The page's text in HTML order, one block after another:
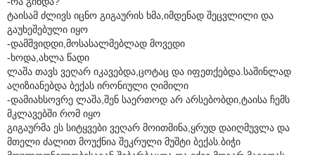
ტაისამ ძლივს იცნო გიგაურის ხმა,იმდენად შეცვლილი და
გაუხეშებული იყო
-დამშვიდდი,მოსასალმებლად მოვედი
-ხოდა,ახლა წადი
ლაშა თავს ვეღარ იკავებდა,ცოტაც და იფეთქებდა.საშინლად
აღიზიანებდა ბექას ირონიული ღიმილი
-დამიახსოვრე ლაშა,შენ საერთოდ არ არსებობდი,ტაისა ჩემს
მკლავებში რომ იყო
გიგაურმა ეს სიტყვები ვეღარ მოითმინა,ყრუდ დაიღმუვლა და
მთელი ძალით მოუქნია შეკრული მუშტი ბექას.ბიჭი